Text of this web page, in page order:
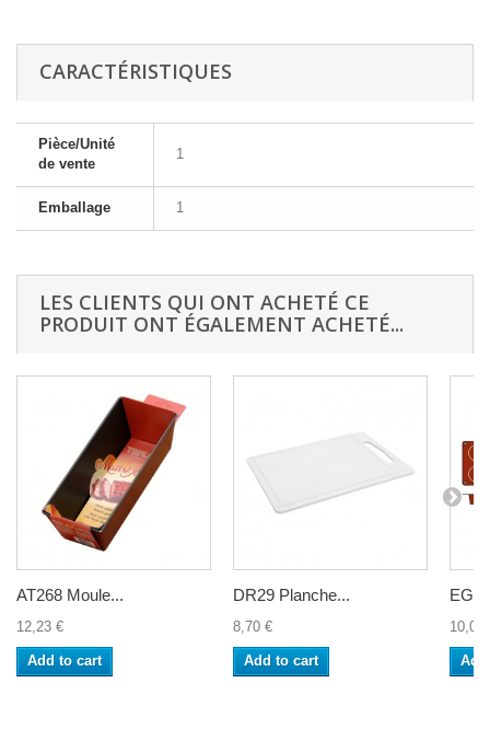
CARACTÉRISTIQUES
Pièce/Unité
de vente
1
Emballage 1
LES CLIENTS QUI ONT ACHETÉ CE
PRODUIT ONT ÉGALEMENT ACHETÉ...
AT268 Moule...
12,23 €
Add to cart
DR29 Planche...
8,70 €
Add to cart
10,05